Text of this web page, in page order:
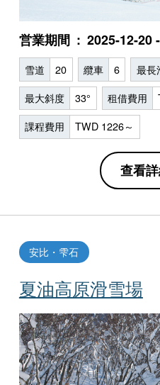
営業期間 2025-12-20
雪道 20 纜車 6 最長
最大斜度 33° 租借費用
課程費用 TWD 1226～
查看
夏油高原滑雪場
安比・雫石